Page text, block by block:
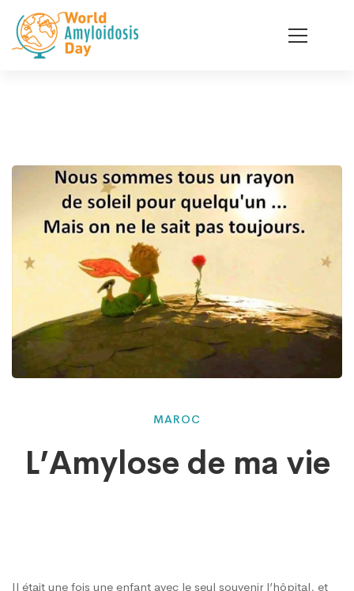
L’Amylose
de
MAROC
L’Amylose de ma vie
Il était une fois une enfant avec le seul souvenir l’hôpital, et